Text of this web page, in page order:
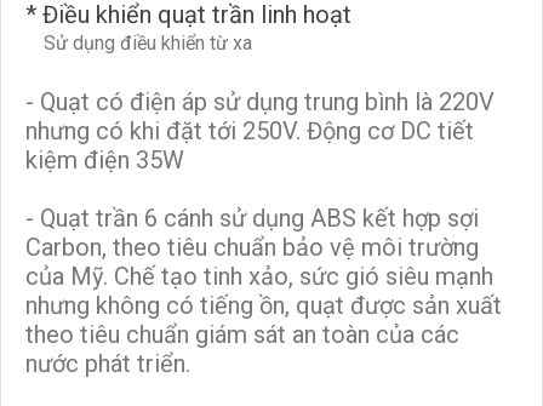
* Điều khiển quạt trần linh hoạt
Sử dụng điều khiển từ xa
- Quạt có điện áp sử dụng trung bình là 220V
nhưng có khi đặt tới 250V. Động cơ DC tiết
kiệm điện 35W
- Quạt trần 6 cánh sử dụng ABS kết hợp sợi
Carbon, theo tiêu chuẩn bảo vệ môi trường
của Mỹ. Chế tạo tinh xảo, sức gió siêu mạnh
nhưng không có tiếng ồn, quạt được sản xuất
theo tiêu chuẩn giám sát an toàn của các
nước phát triển.